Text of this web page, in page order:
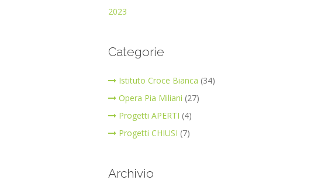
2023
Categorie
Istituto Croce Bianca (34)
Opera Pia Miliani (27)
Progetti APERTI (4)
Progetti CHIUSI (7)
Archivio